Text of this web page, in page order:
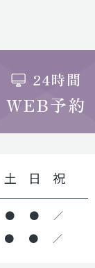
24時間
WEB予約
土 日 祝
● ● ／
● ● ／